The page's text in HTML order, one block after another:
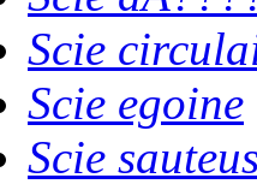
Scie
Scie egoine
Scie